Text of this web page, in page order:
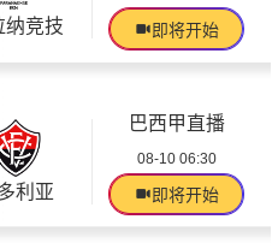
纳竞技 即将开始
利亚
巴西甲直播
08-10 06:30
即将开始